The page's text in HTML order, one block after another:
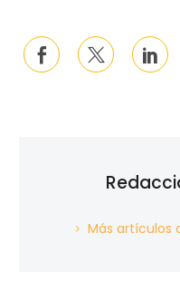
Más artículos